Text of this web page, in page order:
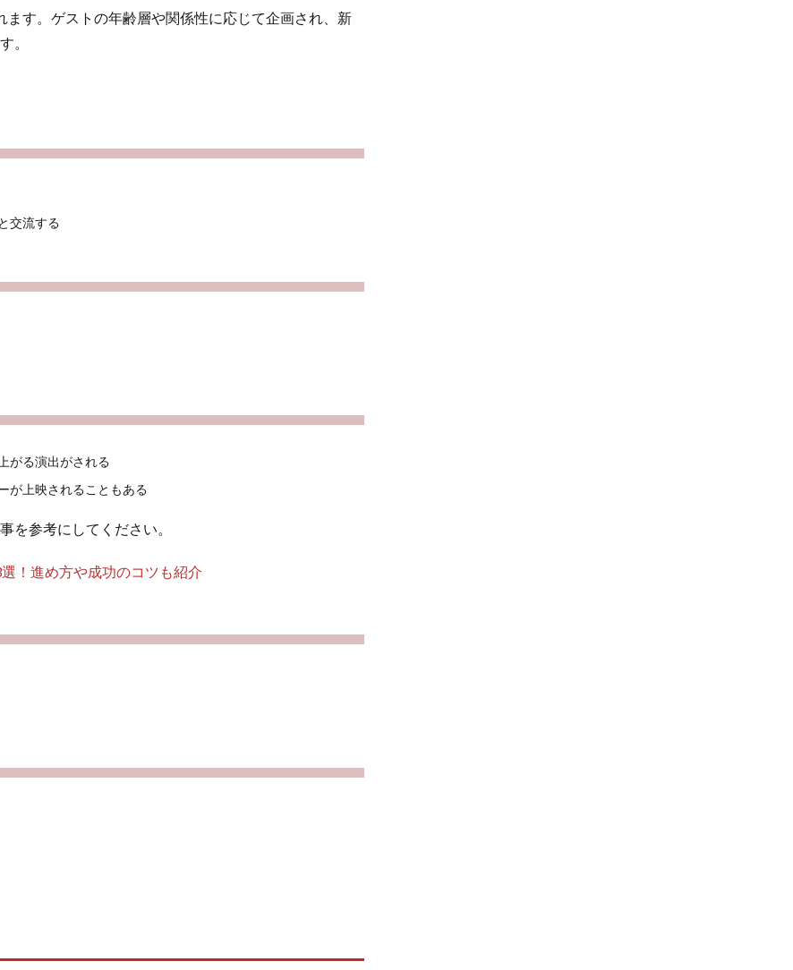
す。ゲストの年齢層や関係性に応じて企画され、新
。
交流する
がる演出がされる
が上映されることもある
を参考にしてください。
！進め方や成功のコツも紹介